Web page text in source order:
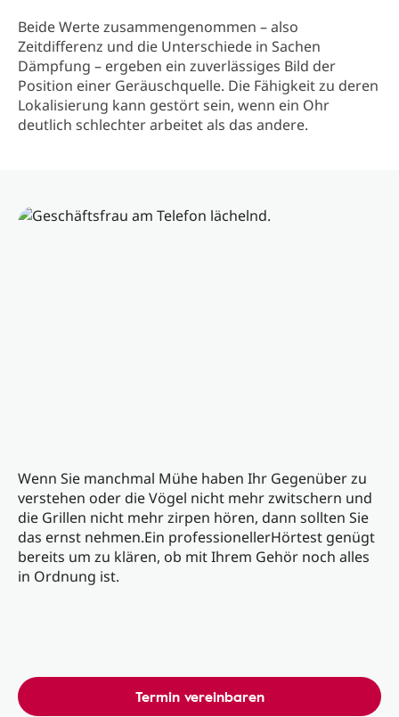
Beide Werte zusammengenommen – also
Zeitdifferenz und die Unterschiede in Sachen
Dämpfung – ergeben ein zuverlässiges Bild der
Position einer Geräuschquelle. Die Fähigkeit zu deren
Lokalisierung kann gestört sein, wenn ein Ohr
deutlich schlechter arbeitet als das andere.
Wenn Sie manchmal Mühe haben Ihr Gegenüber zu
verstehen oder die Vögel nicht mehr zwitschern und
die Grillen nicht mehr zirpen hören, dann sollten Sie
das ernst nehmen.Ein professionellerHörtest genügt
bereits um zu klären, ob mit Ihrem Gehör noch alles
in Ordnung ist.
Termin vereinbaren